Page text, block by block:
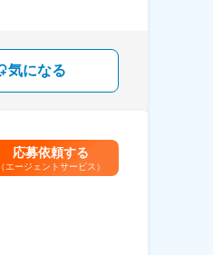
気になる
応募依頼する
（エージェントサービス）